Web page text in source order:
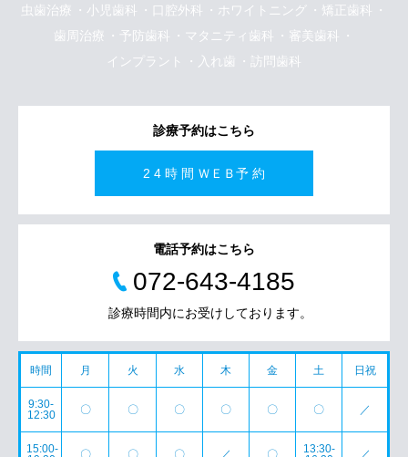
虫歯治療 小児歯科 口腔外科 ホワイトニング
矯正歯科
歯周治療
予防歯科 マタニティ歯科
審美歯科
インプラント
入れ歯 訪問歯科
診療予約はこちら
2 4 時 間 ＷＥＢ予 約
電話予約はこちら
072-643-4185
診療時間内にお受けしております。
時間 月 火 水 木 金 土 日祝
9:30-
12:30
〇 〇 〇 〇 〇 〇 ／
15:00-
〇 〇 〇 ／ 〇
13:30-
／